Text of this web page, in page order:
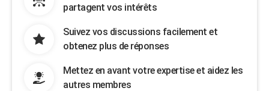
partagent vos intérêts
Suivez vos discussions facilement et
obtenez plus de réponses
Mettez en avant votre expertise et aidez les
autres membres